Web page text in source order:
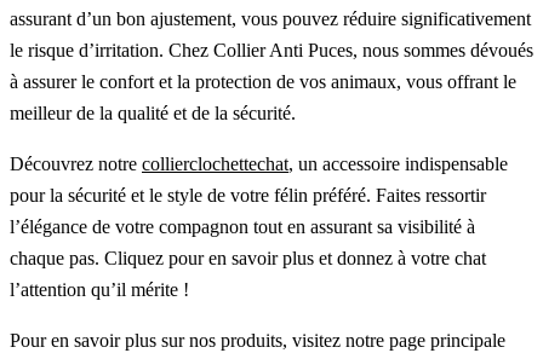
assurant d’un bon ajustement, vous pouvez réduire significativement
le risque d’irritation. Chez Collier Anti Puces, nous sommes dévoués
à assurer le confort et la protection de vos animaux, vous offrant le
meilleur de la qualité et de la sécurité.
Découvrez notre collierclochettechat, un accessoire indispensable
pour la sécurité et le style de votre félin préféré. Faites ressortir
l’élégance de votre compagnon tout en assurant sa visibilité à
chaque pas. Cliquez pour en savoir plus et donnez à votre chat
l’attention qu’il mérite !
Pour en savoir plus sur nos produits, visitez notre page principale